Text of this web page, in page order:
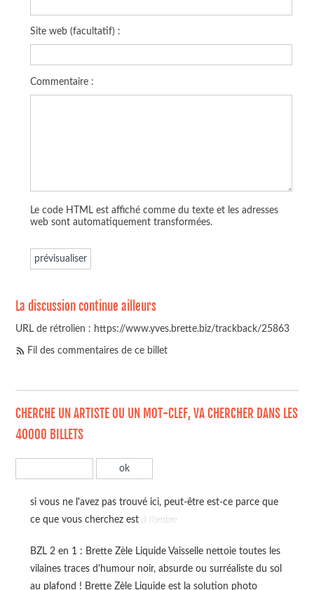
Site web (facultatif) :
Commentaire :
Le code HTML est affiché comme du texte et les adresses
web sont automatiquement transformées.
La discussion continue ailleurs
URL de rétrolien : https://www.yves.brette.biz/trackback/25863
Fil des commentaires de ce billet
CHERCHE UN ARTISTE OU UN MOT-CLEF, VA CHERCHER DANS LES
40000 BILLETS
si vous ne l'avez pas trouvé ici, peut-être est-ce parce que
ce que vous cherchez est à l'ombre
BZL 2 en 1 : Brette Zèle Liquide Vaisselle nettoie toutes les
vilaines traces d'humour noir, absurde ou surréaliste du sol
au plafond ! Brette Zèle Liquide est la solution photo